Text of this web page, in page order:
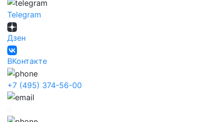
Telegram
Дзен
ВКонтакте
+7 (495) 374-56-00